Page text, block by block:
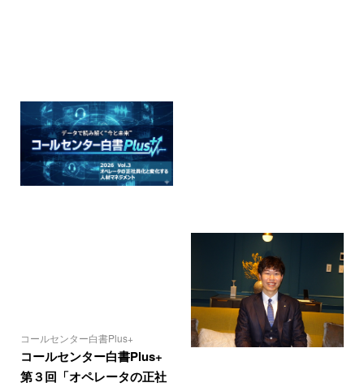
コールセンター白書Plus+
コールセンター白書Plus+
第３回「オペレータの正社